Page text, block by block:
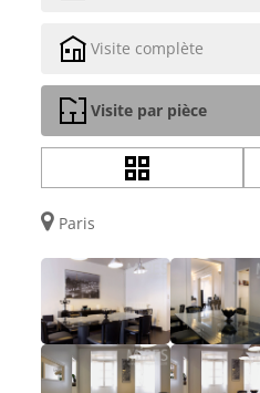
Visite complète
Visite par pièce
Paris